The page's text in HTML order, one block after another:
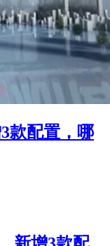
款配置，哪